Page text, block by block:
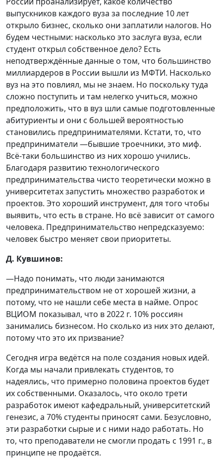
выпускников каждого вуза за последние 10 лет
открыло бизнес, сколько они заплатили налогов. Но
будем честными: насколько это заслуга вуза, если
студент открыл собственное дело? Есть
неподтверждённые данные о том, что большинство
миллиардеров в России вышли из МФТИ. Насколько
вуз на это повлиял, мы не знаем. Но поскольку туда
сложно поступить и там нелегко учиться, можно
предположить, что в вуз шли самые подготовленные
абитуриенты и они с большей вероятностью
становились предпринимателями. Кстати, то, что
предприниматели —бывшие троечники, это миф.
Всё-таки большинство из них хорошо учились.
Благодаря развитию технологического
предпринимательства чисто теоретически можно в
университетах запустить множество разработок и
проектов. Это хороший инструмент, для того чтобы
выявить, что есть в стране. Но всё зависит от самого
человека. Предпринимательство непредсказуемо:
человек быстро меняет свои приоритеты.
Д. Кувшинов:
—Надо понимать, что люди занимаются
предпринимательством не от хорошей жизни, а
потому, что не нашли себе места в найме. Опрос
ВЦИОМ показывал, что в 2022 г. 10% россиян
занимались бизнесом. Но сколько из них это делают,
потому что это их призвание?
Сегодня игра ведётся на поле создания новых идей.
Когда мы начали привлекать студентов, то
надеялись, что примерно половина проектов будет
их собственными. Оказалось, что около трети
разработок имеют кафедральный, университетский
генезис, а 70% студенты приносят сами. Безусловно,
эти разработки сырые и с ними надо работать. Но
то, что преподаватели не смогли продать с 1991 г., в
принципе не продаётся.